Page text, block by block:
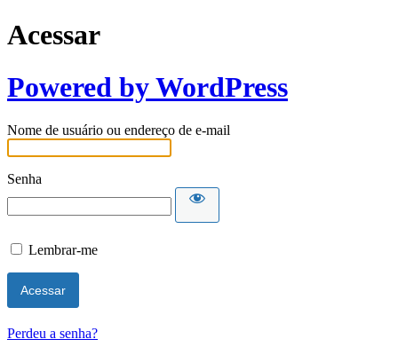
Acessar
Powered by WordPress
Nome de usuário ou endereço de e-mail
Senha
Lembrar-me
Perdeu a senha?